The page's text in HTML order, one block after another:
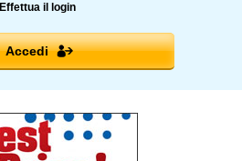
Effettua il login
Accedi